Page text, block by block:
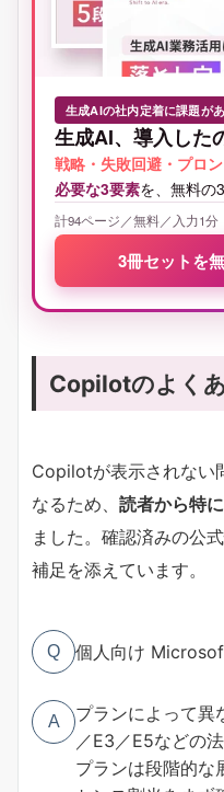
生成AIの社内定着に課題が
生成AI、導入した
戦略・失敗回避・プロ
必要な3要素を、無料の3
計94ページ／無料／入力1分
3冊セットを
Copilotのよくあ
Copilotが表示されない
なるため、 読者から特
ました。確認済みの公
補足を添えています。
Q 個人向け
A
プランによって
／E3／E5などの
プランは段階的な